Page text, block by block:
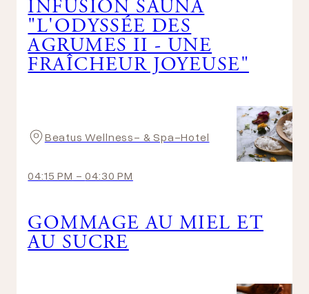
INFUSION SAUNA
"L'ODYSSÉE DES
AGRUMES II - UNE
FRAÎCHEUR JOYEUSE"
Beatus Wellness- & Spa-Hotel
04:15 PM -04:30 PM
GOMMAGE AU MIEL ET
AU SUCRE